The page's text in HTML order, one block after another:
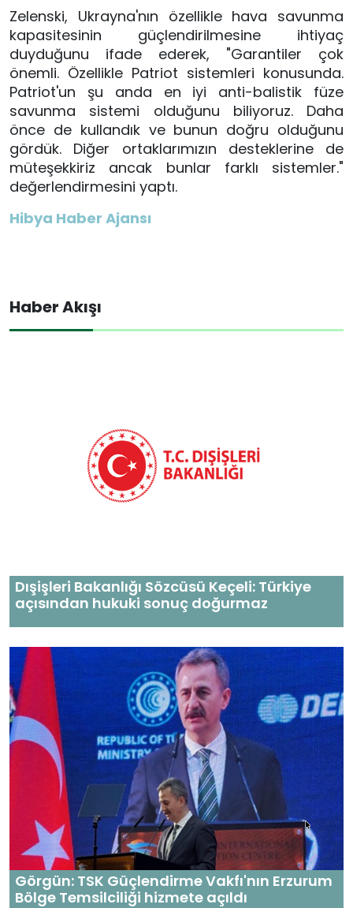
Zelenski, Ukrayna'nın özellikle hava savunma
kapasitesinin güçlendirilmesine ihtiyaç
duyduğunu ifade ederek, "Garantiler çok
önemli. Özellikle Patriot sistemleri konusunda.
Patriot'un şu anda en iyi anti-balistik füze
savunma sistemi olduğunu biliyoruz. Daha
önce de kullandık ve bunun doğru olduğunu
gördük. Diğer ortaklarımızın desteklerine de
müteşekkiriz ancak bunlar farklı sistemler."
değerlendirmesini yaptı.
Hibya Haber Ajansı
Haber Akışı
Dışişleri Bakanlığı Sözcüsü Keçeli: Türkiye
açısından hukuki sonuç doğurmaz
Görgün: TSK Güçlendirme Vakfı'nın Erzurum
Bölge Temsilciliği hizmete açıldı